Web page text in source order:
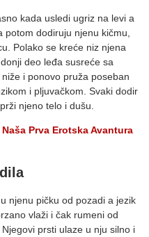
kada usledi ugriz na levi a
dodiruju njenu kičmu,
Polako se kreće niz njena
deo leđa susreće sa
i ponovo pruža poseban
i pljuvačkom. Svaki dodir
njeno telo i dušu.
Prva Erotska Avantura
njenu pičku od pozadi a jezik
vlaži i čak rumeni od
prsti ulaze u nju silno i